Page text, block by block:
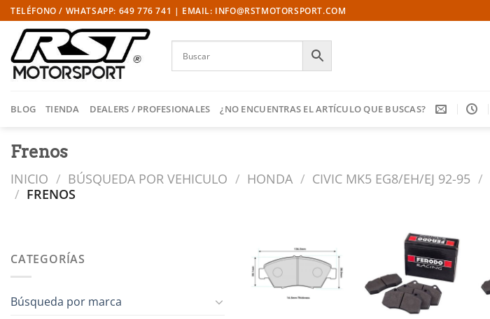
Saltar
al
contenido
TELÉFONO / WHATSAPP: 649 776 741 | EMAIL: INFO@RSTMOTORSPORT.COM
BLOG TIENDA DEALERS / PROFESIONALES ¿NO ENCUENTRAS EL ARTÍCULO QUE BUSCAS?
Frenos
INICIO / BÚSQUEDA POR VEHICULO / HONDA / CIVIC MK5 EG8/EH/EJ 92-95 /
/ FRENOS
CATEGORÍAS
Búsqueda por marca
Añadir
a la
lista de
deseos
Añadir
a la
lista de
deseos